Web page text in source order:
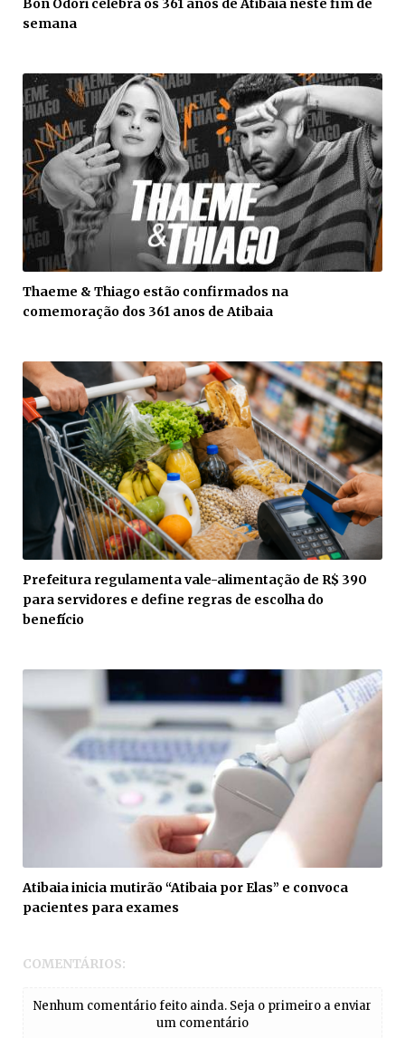
Bon Odori celebra os 361 anos de Atibaia neste fim de
semana
Thaeme & Thiago estão confirmados na
comemoração dos 361 anos de Atibaia
Prefeitura regulamenta vale-alimentação de R$ 390
para servidores e define regras de escolha do
benefício
Atibaia inicia mutirão “Atibaia por Elas” e convoca
pacientes para exames
COMENTÁRIOS:
Nenhum comentário feito ainda. Seja o primeiro a enviar
um comentário